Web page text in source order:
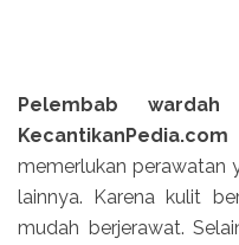
Pelembab
KecantikanPedia.com
memerlukan perawatan
lainnya. Karena kulit
mudah berjerawat.